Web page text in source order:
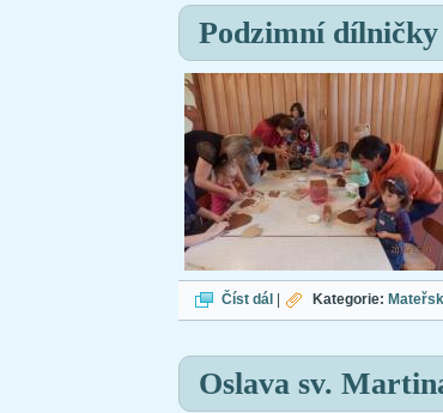
Podzimní dílničky
Číst dál Podzimní dílničky
Kategorie:
Oslava sv.